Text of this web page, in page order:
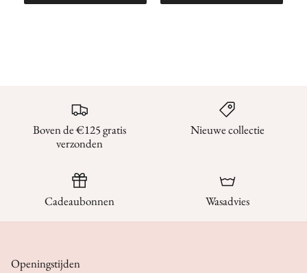
Boven de €125 gratis
verzonden
Nieuwe collectie
Cadeaubonnen Wasadvies
Openingstijden